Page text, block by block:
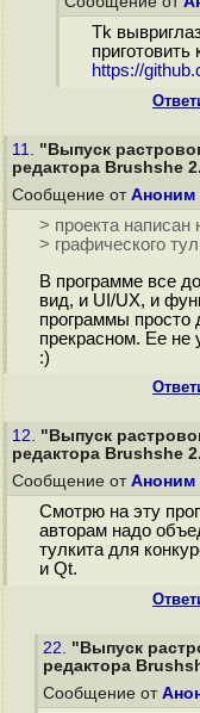
Tk
https://
11. "Выпуск
редактора Brushshe
Сообщение от Аноним
> проекта написан
> графического
В программе все
вид, и UI/UX, и
программы просто
прекрасном. Ее не
:)
12. "Выпуск
редактора Brushshe
Сообщение от Аноним
Смотрю на эту
авторам надо
тулкита для
и Qt.
22. "Выпуск
редактора
Сообщение от